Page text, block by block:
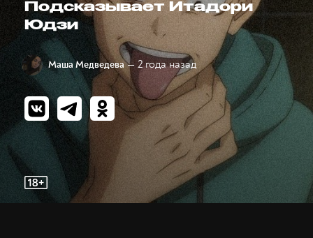
Подсказывает Итадори
Юдзи
Маша Медведева — 2 года назад